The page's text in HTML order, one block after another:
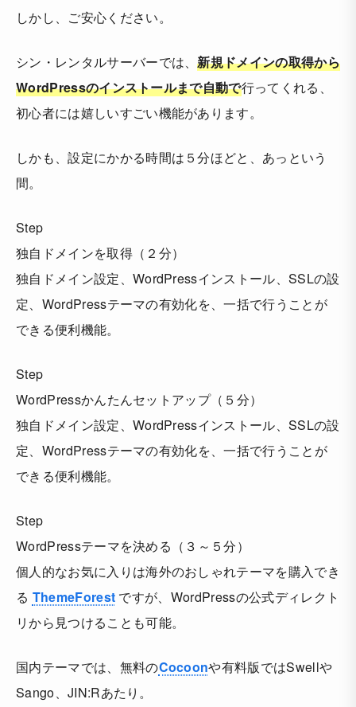
しかし、ご安心ください。
シン・レンタルサーバーでは、新規ドメインの取得から
WordPressのインストールまで自動で行ってくれる、
初心者には嬉しいすごい機能があります。
しかも、設定にかかる時間は５分ほどと、あっという
間。
Step
独自ドメインを取得（２分）
独自ドメイン設定、WordPressインストール、SSLの設
定、WordPressテーマの有効化を、一括で行うことが
できる便利機能。
Step
WordPressかんたんセットアップ（５分）
独自ドメイン設定、WordPressインストール、SSLの設
定、WordPressテーマの有効化を、一括で行うことが
できる便利機能。
Step
WordPressテーマを決める（３～５分）
個人的なお気に入りは海外のおしゃれテーマを購入でき
る ThemeForest ですが、WordPressの公式ディレクト
リから見つけることも可能。
国内テーマでは、無料のCocoonや有料版ではSwellや
Sango、JIN:Rあたり。